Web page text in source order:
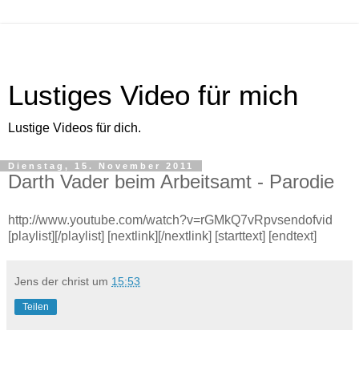
Lustiges Video für mich
Lustige Videos für dich.
Dienstag, 15. November 2011
Darth Vader beim Arbeitsamt - Parodie
http://www.youtube.com/watch?v=rGMkQ7vRpvsendofvid
[playlist][/playlist] [nextlink][/nextlink] [starttext] [endtext]
Jens der christ um 15:53
Teilen